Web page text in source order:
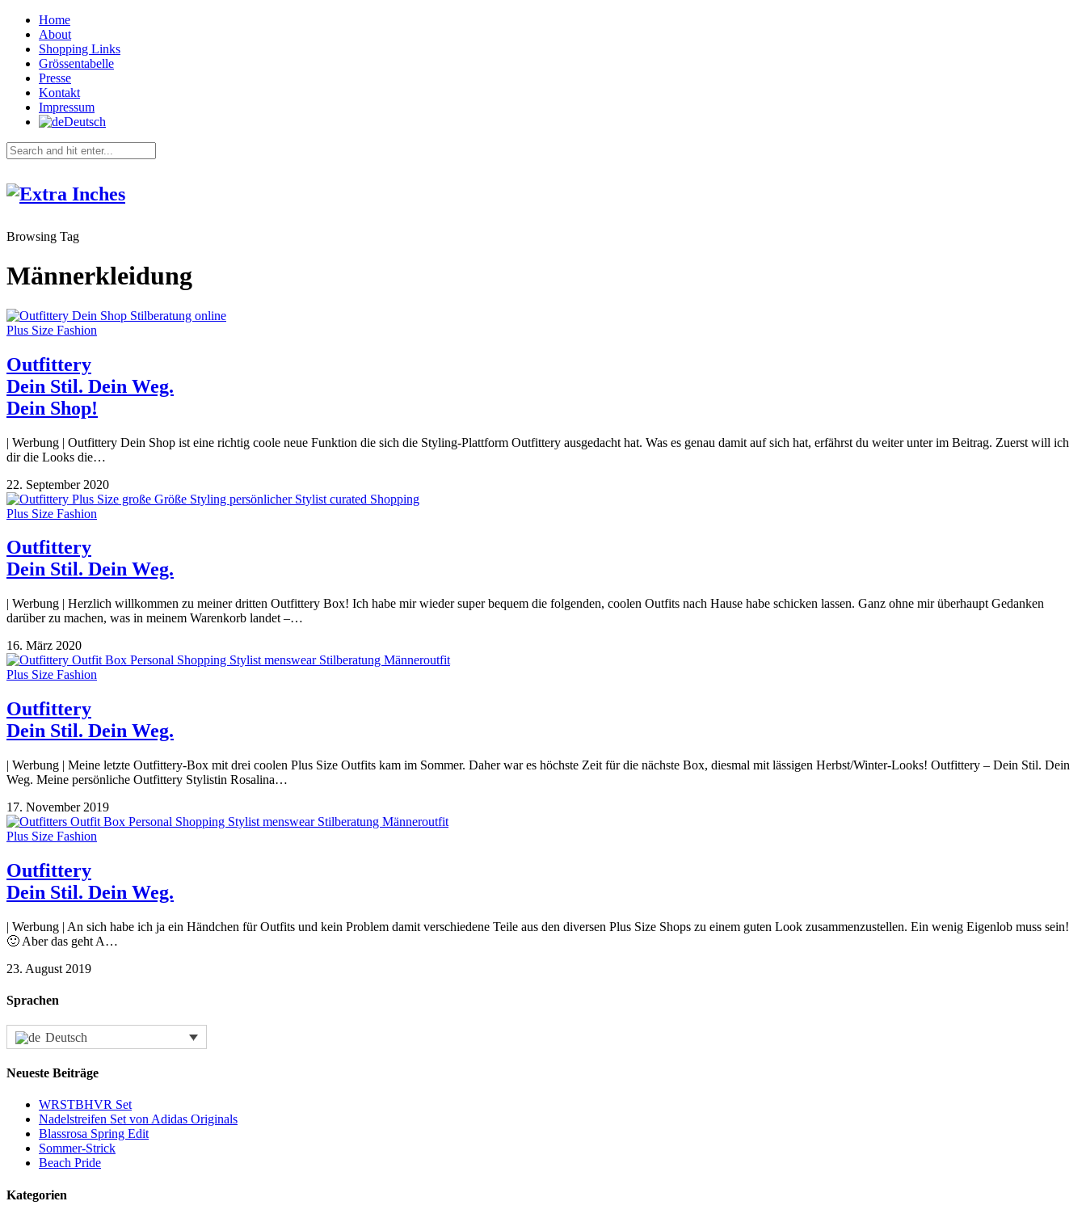
Home
About
Shopping Links
Grössentabelle
Presse
Kontakt
Impressum
Deutsch
Browsing Tag
Männerkleidung
Plus Size Fashion
Outfittery
Dein Stil. Dein Weg.
Dein Shop!
| Werbung | Outfittery Dein Shop ist eine richtig coole neue Funktion die sich die Styling-Plattform Outfittery ausgedacht hat. Was es genau damit auf sich hat, erfährst du weiter unter im Beitrag. Zuerst will ich
dir die Looks die…
22. September 2020
Plus Size Fashion
Outfittery
Dein Stil. Dein Weg.
| Werbung | Herzlich willkommen zu meiner dritten Outfittery Box! Ich habe mir wieder super bequem die folgenden, coolen Outfits nach Hause habe schicken lassen. Ganz ohne mir überhaupt Gedanken
darüber zu machen, was in meinem Warenkorb landet –…
16. März 2020
Plus Size Fashion
Outfittery
Dein Stil. Dein Weg.
| Werbung | Meine letzte Outfittery-Box mit drei coolen Plus Size Outfits kam im Sommer. Daher war es höchste Zeit für die nächste Box, diesmal mit lässigen Herbst/Winter-Looks! Outfittery – Dein Stil. Dein
Weg. Meine persönliche Outfittery Stylistin Rosalina…
17. November 2019
Plus Size Fashion
Outfittery
Dein Stil. Dein Weg.
| Werbung | An sich habe ich ja ein Händchen für Outfits und kein Problem damit verschiedene Teile aus den diversen Plus Size Shops zu einem guten Look zusammenzustellen. Ein wenig Eigenlob muss sein!
🙂 Aber das geht A…
23. August 2019
Sprachen
Deutsch
Neueste Beiträge
WRSTBHVR Set
Nadelstreifen Set von Adidas Originals
Blassrosa Spring Edit
Sommer-Strick
Beach Pride
Kategorien